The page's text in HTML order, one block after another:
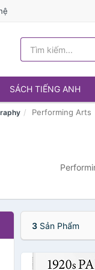
SÁCH TIẾNG ANH
Performing Arts
3Sản Phẩm